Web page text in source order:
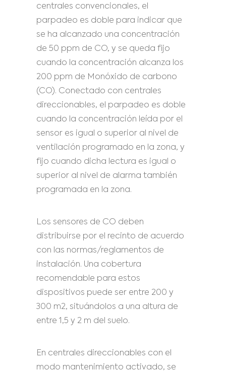
centrales convencionales, el
parpadeo es doble para indicar que
se ha alcanzado una concentración
de 50 ppm de CO, y se queda fijo
cuando la concentración alcanza los
200 ppm de Monóxido de carbono
(CO). Conectado con centrales
direccionables, el parpadeo es doble
cuando la concentración leída por el
sensor es igual o superior al nivel de
ventilación programado en la zona, y
fijo cuando dicha lectura es igual o
superior al nivel de alarma también
programada en la zona.
Los sensores de CO deben
distribuirse por el recinto de acuerdo
con las normas/reglamentos de
instalación. Una cobertura
recomendable para estos
dispositivos puede ser entre 200 y
300 m2, situándolos a una altura de
entre 1,5 y 2 m del suelo.
En centrales direccionables con el
modo mantenimiento activado, se